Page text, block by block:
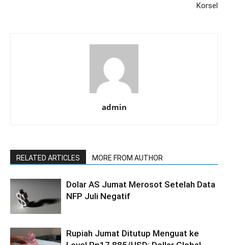
Korsel
admin
RELATED ARTICLES MORE FROM AUTHOR
Dolar AS Jumat Merosot Setelah Data
NFP Juli Negatif
Rupiah Jumat Ditutup Menguat ke